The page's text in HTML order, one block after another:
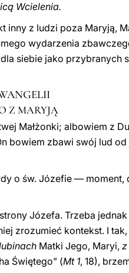
Wcielenia.
inny z ludzi poza Maryją,
wydarzenia
siebie jako przybranych
Z MARYJĄ
Małżonki; albowiem z
bowiem zbawi swój lud
o św. Józefie —
Józefa. Trzeba
zrozumieć kontekst. I
Matki Jego, Maryi, z
Świętego” (Mt 1, 18),